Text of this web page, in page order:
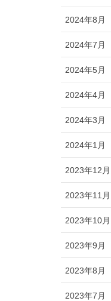
2024年8月
2024年7月
2024年5月
2024年4月
2024年3月
2024年1月
2023年12月
2023年11月
2023年10月
2023年9月
2023年8月
2023年7月